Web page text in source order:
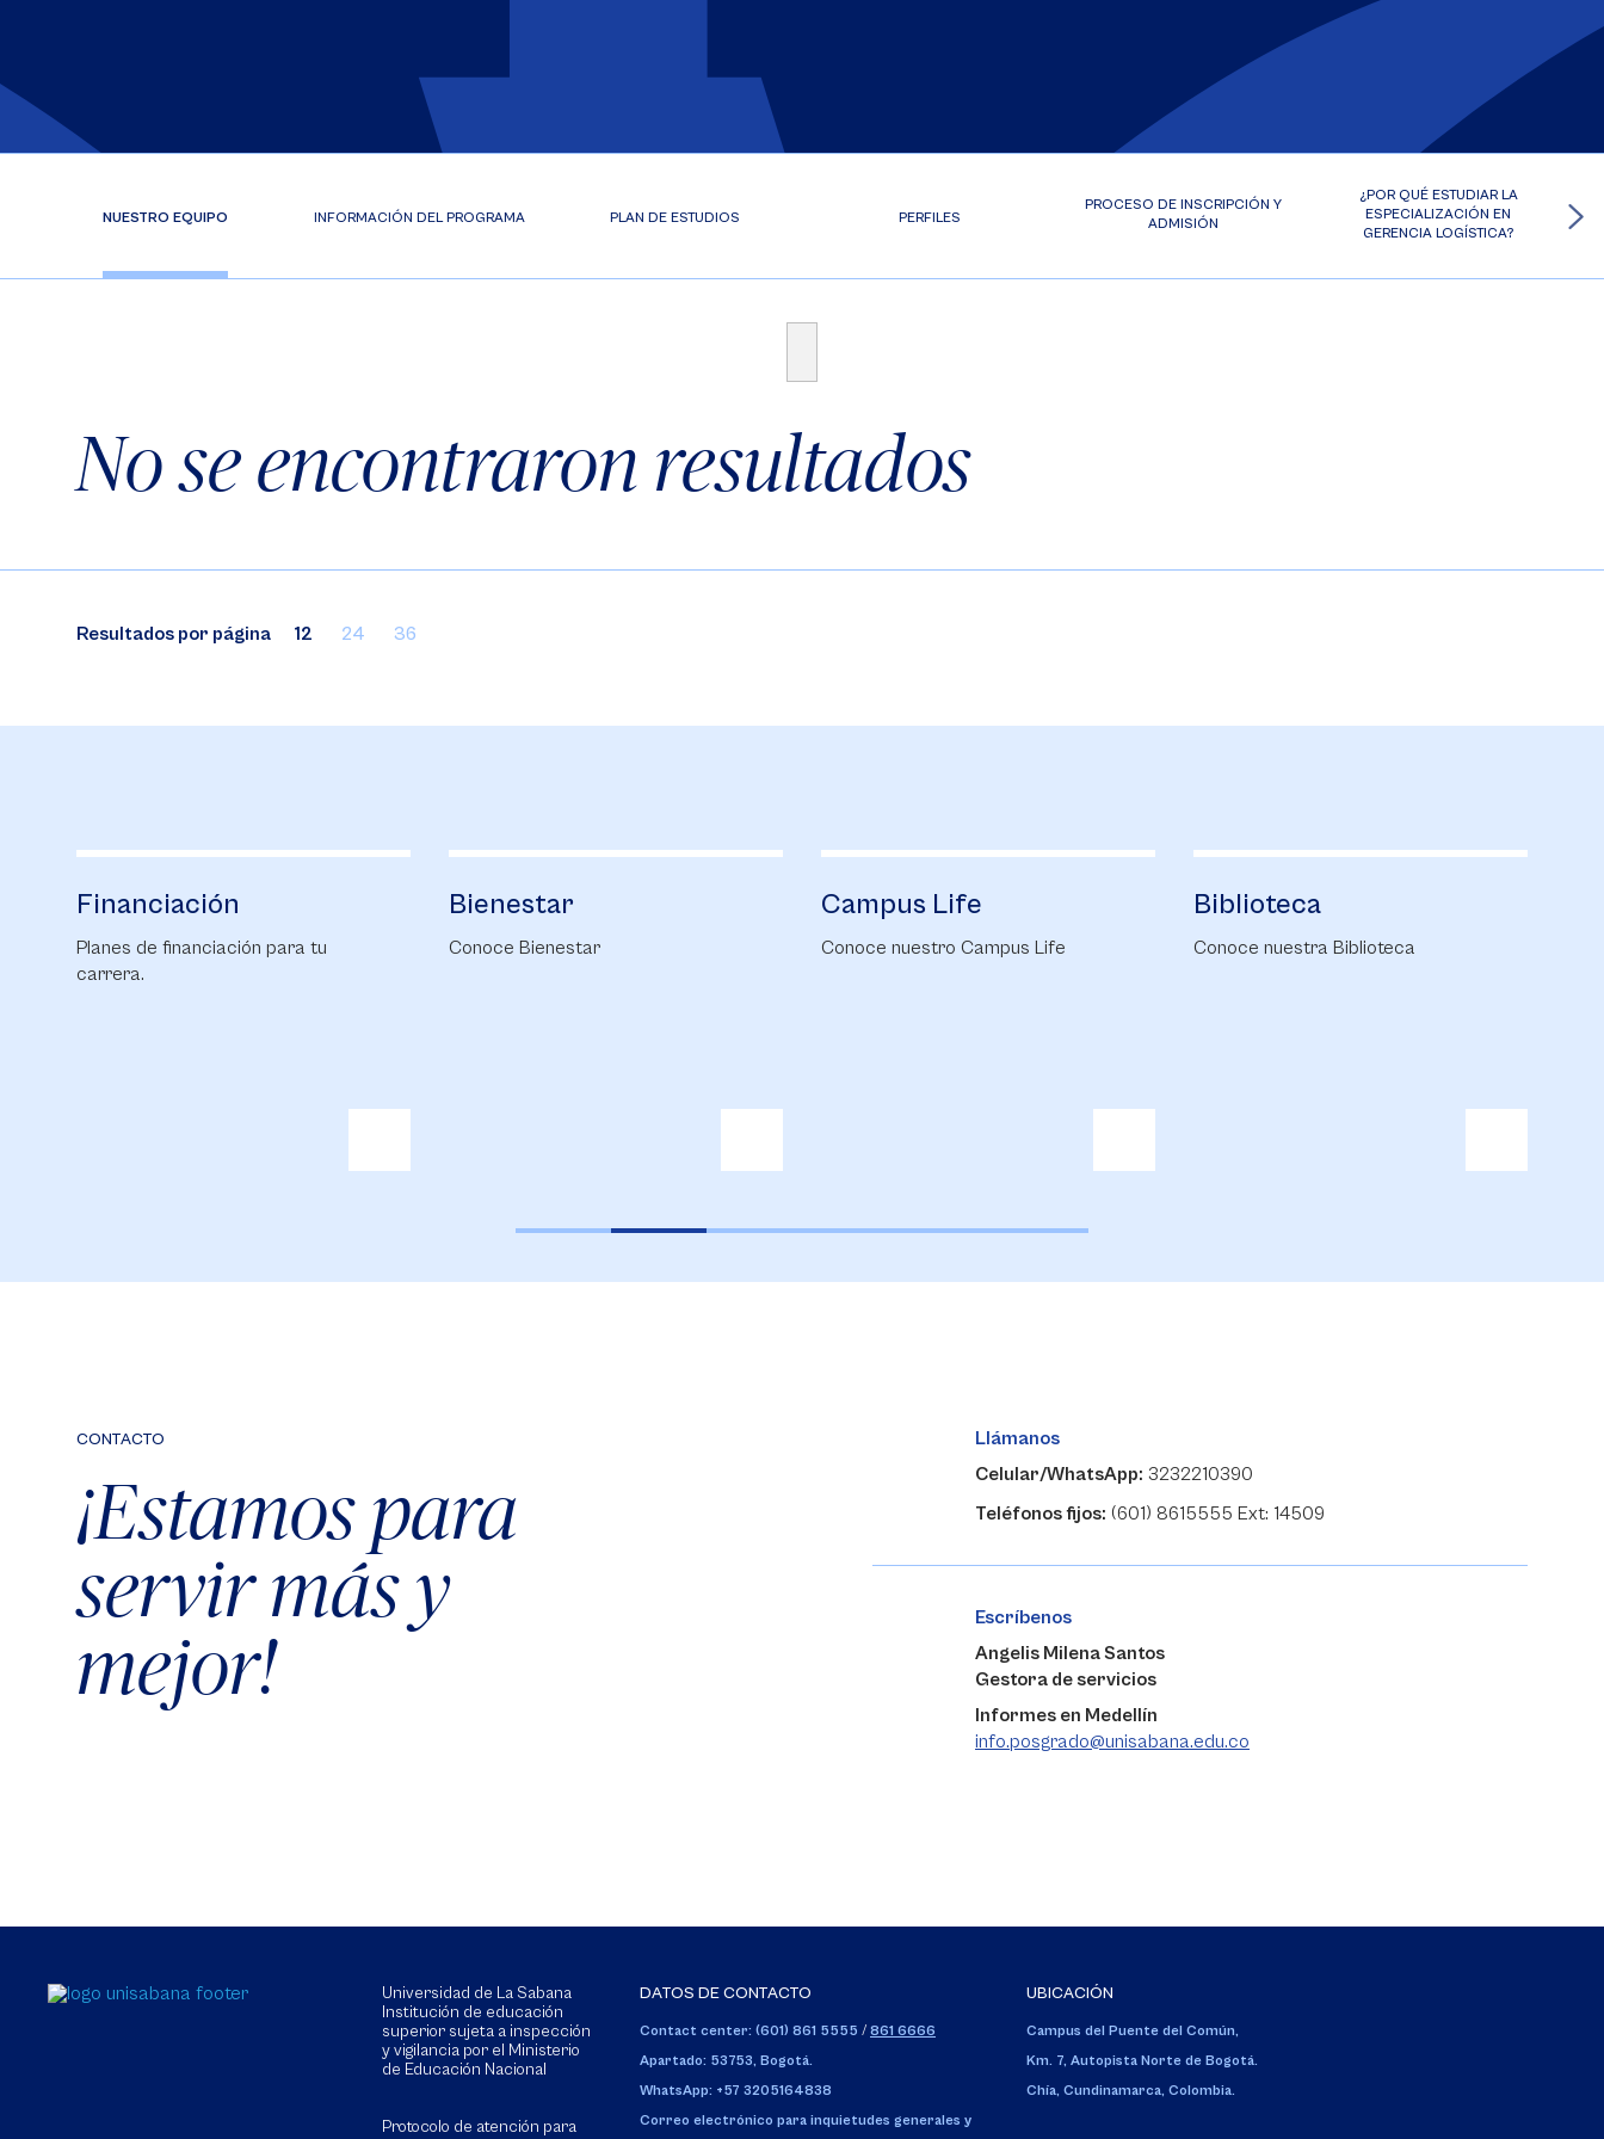
NUESTRO EQUIPO INFORMACIÓN DEL PROGRAMA PLAN DE ESTUDIOS PERFILES
PROCESO DE INSCRIPCIÓN Y
ADMISIÓN
¿POR QUÉ ESTUDIAR LA
ESPECIALIZACIÓN EN
GERENCIA LOGÍSTICA?
No se encontraron resultados
Resultados por página 12 24 36
Financiación
Planes de financiación para tu
carrera.
Bienestar
Conoce Bienestar
Campus Life
Conoce nuestro Campus Life
Biblioteca
Conoce nuestra Biblioteca
CONTACTO
¡Estamos para
servir más y
mejor!
Llámanos
Celular/WhatsApp: 3232210390
Teléfonos fijos: (601) 8615555 Ext: 14509
Escríbenos
Angelis Milena Santos
Gestora de servicios
Informes en Medellín
info.posgrado@unisabana.edu.co
Universidad de La Sabana
Institución de educación
superior sujeta a inspección
y vigilancia por el Ministerio
de Educación Nacional
Protocolo de atención para
DATOS DE CONTACTO
Contact center: (601) 861 5555 / 861 6666
Apartado: 53753, Bogotá.
WhatsApp: +57 3205164838
Correo electrónico para inquietudes generales y
UBICACIÓN
Campus del Puente del Común,
Km. 7, Autopista Norte de Bogotá.
Chía, Cundinamarca, Colombia.